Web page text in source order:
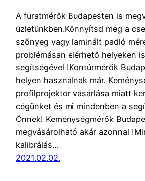
A furatmérők Budapesten is
üzletünkben.Könnyítsd meg a
szőnyeg vagy laminált padló
problémásan elérhető helyeken
segítségével !Kontúrmérők
helyen használnak már.
profilprojektor vásárlása miatt
cégünket és mi mindenben a
Önnek! Keménységmérők
megvásárolható akár azonnal
kalibrálás…
2021.02.02.